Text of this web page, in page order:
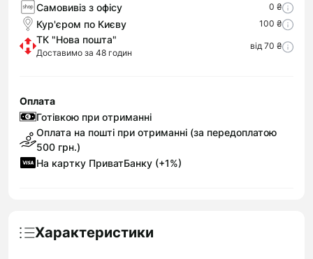
Самовивіз з офісу
0 ₴
Кур'єром по Києву 100 ₴
ТК "Нова пошта"
Доставимо за 48 годин
від 70 ₴
Оплата
Готівкою при отриманні
Оплата на пошті при отриманні (за передоплатою
500 грн.)
На картку ПриватБанку (+1%)
Характеристики